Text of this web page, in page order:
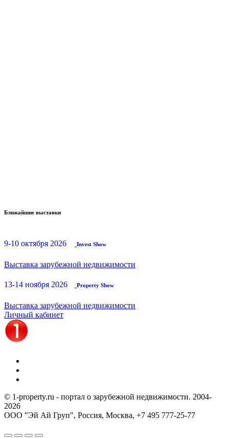
Ближайшие выставки
9-10 октября 2026 Invest Show
Выставка зарубежной недвижимости
13-14 ноября 2026 Property Show
Выставка зарубежной недвижимости
Личный кабинет
© 1-property.ru - портал о зарубежной недвижимости. 2004-
2026
ООО "Эй Ай Груп", Россия, Москва, +7 495 777-25-77